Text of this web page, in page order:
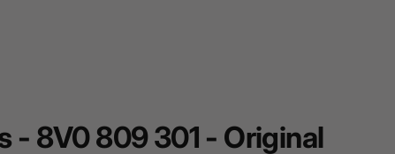
- 8V0 809 301 - Original